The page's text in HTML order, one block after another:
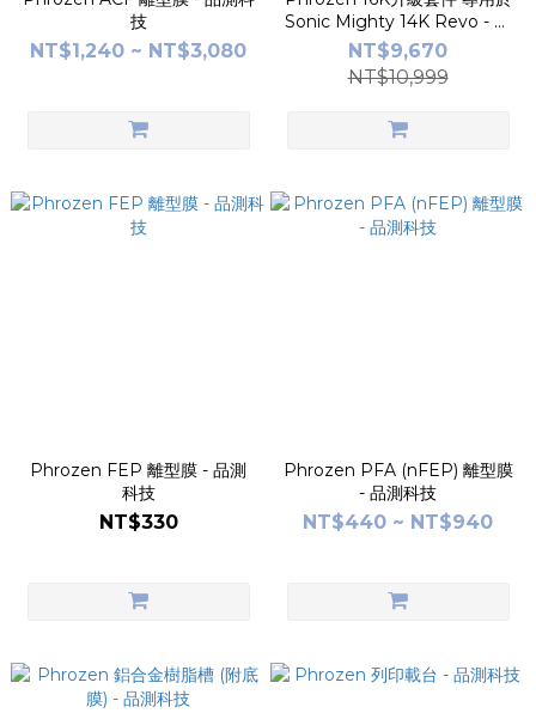
技
NT$1,240 ~ NT$3,080
Sonic Mighty 14K Revo - 品
測科技
NT$9,670
NT$10,999
Phrozen FEP 離型膜 - 品測
科技
NT$330
Phrozen PFA (nFEP) 離型膜
- 品測科技
NT$440 ~ NT$940